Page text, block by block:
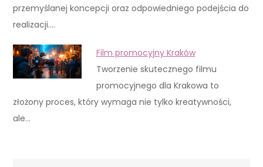
przemyślanej koncepcji oraz odpowiedniego podejścia do
realizacji.…
Film promocyjny Kraków
Tworzenie skutecznego filmu
promocyjnego dla Krakowa to
złożony proces, który wymaga nie tylko kreatywności,
ale…